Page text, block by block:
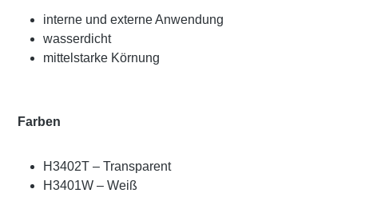
interne und externe Anwendung
wasserdicht
mittelstarke Körnung
Farben
H3402T – Transparent
H3401W – Weiß